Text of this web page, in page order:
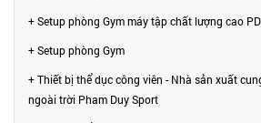
+ Setup phòng Gym máy tập chất lượng cao
+ Setup phòng Gym
+ Thiết bị thể dục công viên - Nhà sản xuất
ngoài trời Pham Duy Sport